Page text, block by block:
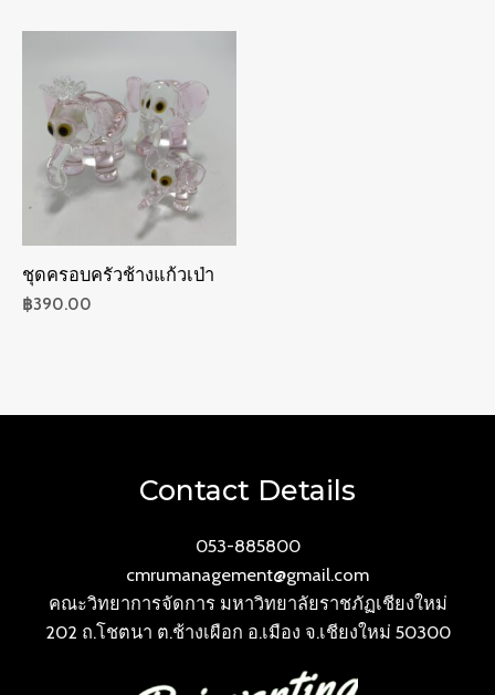
ชุดครอบครัวช้างแก้วเป่า
฿390.00
Contact Details
053-885800
cmrumanagement@gmail.com
คณะวิทยาการจัดการ มหาวิทยาลัยราชภัฏเชียงใหม่
202 ถ.โชตนา ต.ช้างเผือก อ.เมือง จ.เชียงใหม่ 50300